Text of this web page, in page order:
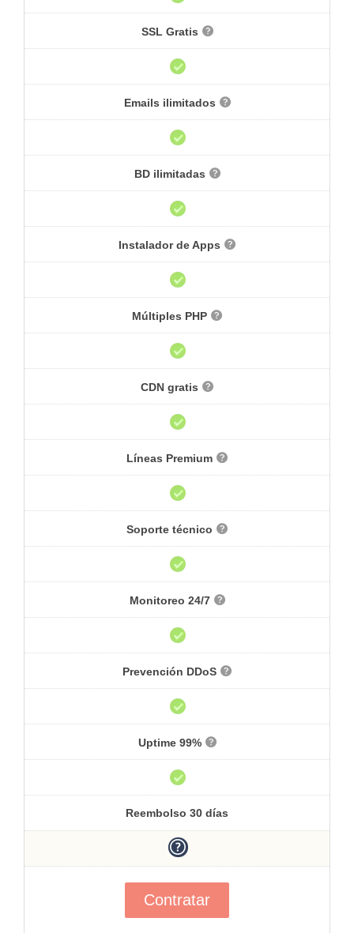
SSL Gratis
Emails ilimitados
BD ilimitadas
Instalador de Apps
Múltiples PHP
CDN gratis
Líneas Premium
Soporte técnico
Monitoreo 24/7
Prevención DDoS
Uptime 99%
Reembolso 30 días
Contratar